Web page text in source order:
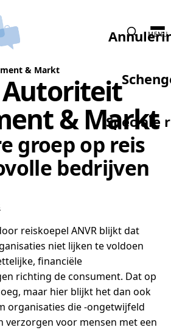
Speciale
MENU
& Markt
Autoriteit
& Markt
groep op reis
bedrijven
reiskoepel ANVR blijkt dat
niet lijken te voldoen
financiële
richting de consument. Dat op
maar hier blijkt het dan ook
organisaties die -ongetwijfeld
verzorgen voor mensen met een